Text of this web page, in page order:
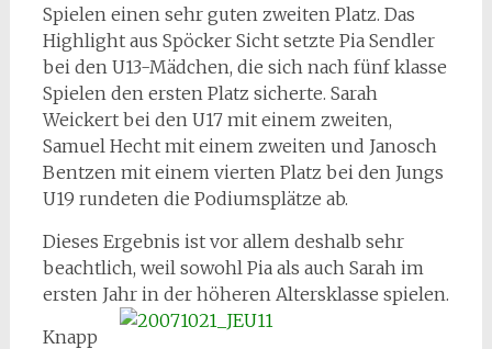
Spielen einen sehr guten zweiten Platz. Das
Highlight aus Spöcker Sicht setzte Pia Sendler
bei den U13-Mädchen, die sich nach fünf klasse
Spielen den ersten Platz sicherte. Sarah
Weickert bei den U17 mit einem zweiten,
Samuel Hecht mit einem zweiten und Janosch
Bentzen mit einem vierten Platz bei den Jungs
U19 rundeten die Podiumsplätze ab.
Dieses Ergebnis ist vor allem deshalb sehr
beachtlich, weil sowohl Pia als auch Sarah im
ersten Jahr in der höheren Altersklasse spielen.
Knapp